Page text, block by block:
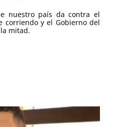
nuestro país da contra el
corriendo y el Gobierno del
mitad.